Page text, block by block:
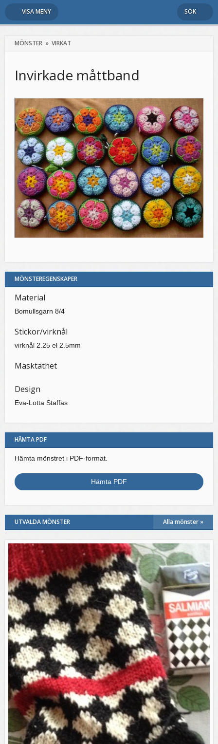
VISA MENY SÖK
MÖNSTER » VIRKAT
Invirkade måttband
MÖNSTEREGENSKAPER
Material
Bomullsgarn 8/4
Stickor/virknål
virknål 2.25 el 2.5mm
Masktäthet
Design
Eva-Lotta Staffas
HÄMTA PDF
Hämta mönstret i PDF-format.
Hämta PDF
UTVALDA MÖNSTER Alla mönster »